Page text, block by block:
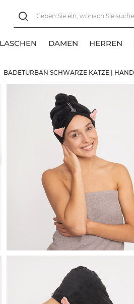
DAMEN
anzeigen
und Sneakersocken
HERREN
anzeigen
und Sneakersocken
anzeigen
BADETURBAN SCHWARZE KATZE |